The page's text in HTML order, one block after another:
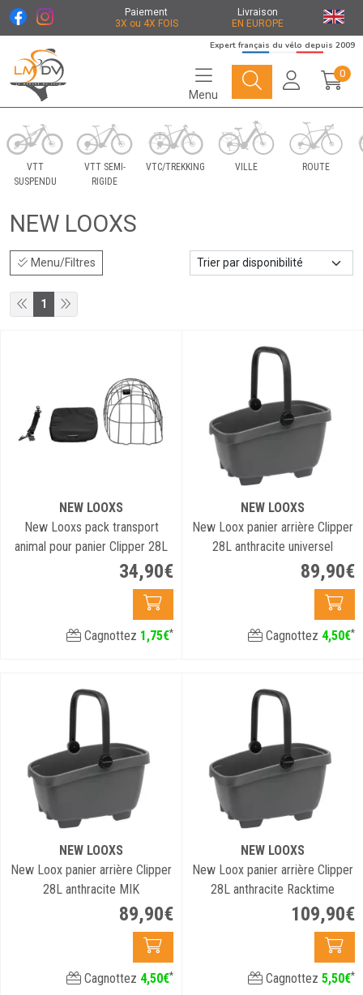
Paiement
3X ou 4X FOIS
Livraison
EN EUROPE
Le Marché du Vélo Votre distributeurs de vélo
Expert français du vélo depuis 2009
Menu
0
VTT
SUSPENDU
VTT SEMI-
RIGIDE
VTC/TREKKING VILLE ROUTE
NEW LOOXS
Menu/Filtres
1
NEW LOOXS
New Looxs pack transport
animal pour panier Clipper 28L
34,90€
Cagnottez 1,75€*
NEW LOOXS
New Loox panier arrière Clipper
28L anthracite universel
89,90€
Cagnottez 4,50€*
NEW LOOXS
New Loox panier arrière Clipper
28L anthracite MIK
89,90€
Cagnottez 4,50€*
NEW LOOXS
New Loox panier arrière Clipper
28L anthracite Racktime
109,90€
Cagnottez 5,50€*